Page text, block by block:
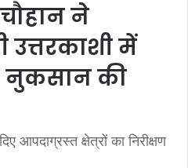
ने
उत्तरकाशी में
नुकसान की
आपदाग्रस्त क्षेत्रों का निरीक्षण